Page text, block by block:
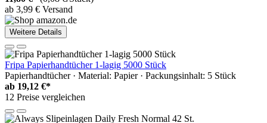
ab 3,99 € Versand
Weitere Details
Fripa Papierhandtücher 1-lagig 5000 Stück
Papierhandtücher · Material: Papier · Packungsinhalt: 5 Stück
ab 19,12 €*
12 Preise vergleichen